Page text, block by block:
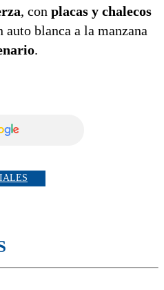
, con placas y chalecos
auto blanca a la manzana
.